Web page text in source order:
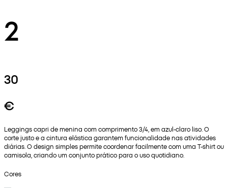
2
30
€
Leggings capri de menina com comprimento 3/4, em azul-claro liso. O
corte justo e a cintura elástica garantem funcionalidade nas atividades
diárias. O design simples permite coordenar facilmente com uma T-shirt ou
camisola, criando um conjunto prático para o uso quotidiano.
Cores